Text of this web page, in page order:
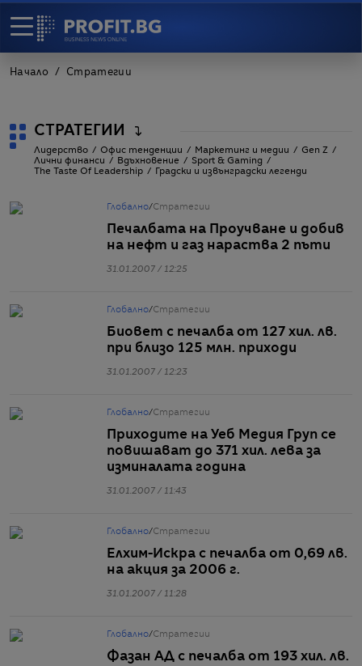
Начало Стратегии
СТРАТЕГИИ
Лидерство Офис тенденции Маркетинг и медии
Gen Z
Лични финанси
Вдъхновение
Sport & Gaming
The Taste Of Leadership
Градски и извънградски легенди
Глобално/Стратегии
Печалбата на Проучване и добив
на нефт и газ нараства 2 пъти
31.01.2007 / 12:25
Глобално/Стратегии
Биовет с печалба от 127 хил. лв.
при близо 125 млн. приходи
31.01.2007 / 12:23
Глобално/Стратегии
Приходите на Уеб Медия Груп се
повишават до 371 хил. лева за
изминалата година
31.01.2007 / 11:43
Глобално/Стратегии
Елхим-Искра с печалба от 0,69 лв.
на акция за 2006 г.
31.01.2007 / 11:28
Глобално/Стратегии
Фазан АД с печалба от 193 хил. лв.